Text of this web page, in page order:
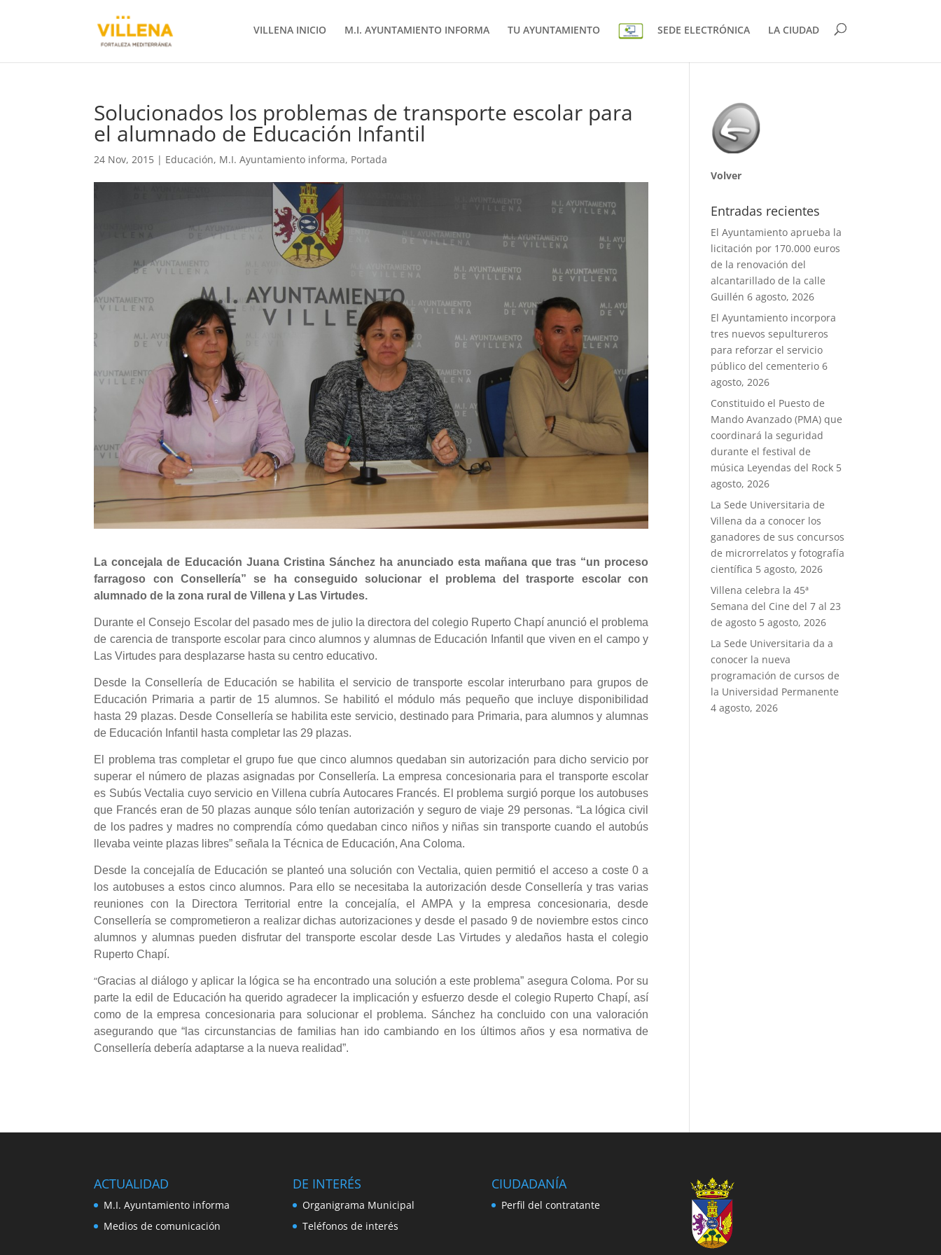
VILLENA INICIO M.I. AYUNTAMIENTO INFORMA TU AYUNTAMIENTO SEDE ELECTRÓNICA LA CIUDAD
Solucionados los problemas de transporte escolar para
el alumnado de Educación Infantil
24 Nov, 2015 | Educación, M.I. Ayuntamiento informa, Portada
La concejala de Educación Juana Cristina Sánchez ha anunciado esta mañana que tras “un proceso
farragoso con Consellería” se ha conseguido solucionar el problema del trasporte escolar con
alumnado de la zona rural de Villena y Las Virtudes.
Durante el Consejo Escolar del pasado mes de julio la directora del colegio Ruperto Chapí anunció el problema
de carencia de transporte escolar para cinco alumnos y alumnas de Educación Infantil que viven en el campo y
Las Virtudes para desplazarse hasta su centro educativo.
Desde la Consellería de Educación se habilita el servicio de transporte escolar interurbano para grupos de
Educación Primaria a partir de 15 alumnos. Se habilitó el módulo más pequeño que incluye disponibilidad
hasta 29 plazas. Desde Consellería se habilita este servicio, destinado para Primaria, para alumnos y alumnas
de Educación Infantil hasta completar las 29 plazas.
El problema tras completar el grupo fue que cinco alumnos quedaban sin autorización para dicho servicio por
superar el número de plazas asignadas por Consellería. La empresa concesionaria para el transporte escolar
es Subús Vectalia cuyo servicio en Villena cubría Autocares Francés. El problema surgió porque los autobuses
que Francés eran de 50 plazas aunque sólo tenían autorización y seguro de viaje 29 personas. “La lógica civil
de los padres y madres no comprendía cómo quedaban cinco niños y niñas sin transporte cuando el autobús
llevaba veinte plazas libres” señala la Técnica de Educación, Ana Coloma.
Desde la concejalía de Educación se planteó una solución con Vectalia, quien permitió el acceso a coste 0 a
los autobuses a estos cinco alumnos. Para ello se necesitaba la autorización desde Consellería y tras varias
reuniones con la Directora Territorial entre la concejalía, el AMPA y la empresa concesionaria, desde
Consellería se comprometieron a realizar dichas autorizaciones y desde el pasado 9 de noviembre estos cinco
alumnos y alumnas pueden disfrutar del transporte escolar desde Las Virtudes y aledaños hasta el colegio
Ruperto Chapí.
“Gracias al diálogo y aplicar la lógica se ha encontrado una solución a este problema” asegura Coloma. Por su
parte la edil de Educación ha querido agradecer la implicación y esfuerzo desde el colegio Ruperto Chapí, así
como de la empresa concesionaria para solucionar el problema. Sánchez ha concluido con una valoración
asegurando que “las circunstancias de familias han ido cambiando en los últimos años y esa normativa de
Consellería debería adaptarse a la nueva realidad”.
Volver
Entradas recientes
El Ayuntamiento aprueba la
licitación por 170.000 euros
de la renovación del
alcantarillado de la calle
Guillén 6 agosto, 2026
El Ayuntamiento incorpora
tres nuevos sepultureros
para reforzar el servicio
público del cementerio 6
agosto, 2026
Constituido el Puesto de
Mando Avanzado (PMA) que
coordinará la seguridad
durante el festival de
música Leyendas del Rock 5
agosto, 2026
La Sede Universitaria de
Villena da a conocer los
ganadores de sus concursos
de microrrelatos y fotografía
científica 5 agosto, 2026
Villena celebra la 45ª
Semana del Cine del 7 al 23
de agosto 5 agosto, 2026
La Sede Universitaria da a
conocer la nueva
programación de cursos de
la Universidad Permanente
4 agosto, 2026
ACTUALIDAD
M.I. Ayuntamiento informa
Medios de comunicación
DE INTERÉS
Organigrama Municipal
Teléfonos de interés
CIUDADANÍA
Perfil del contratante